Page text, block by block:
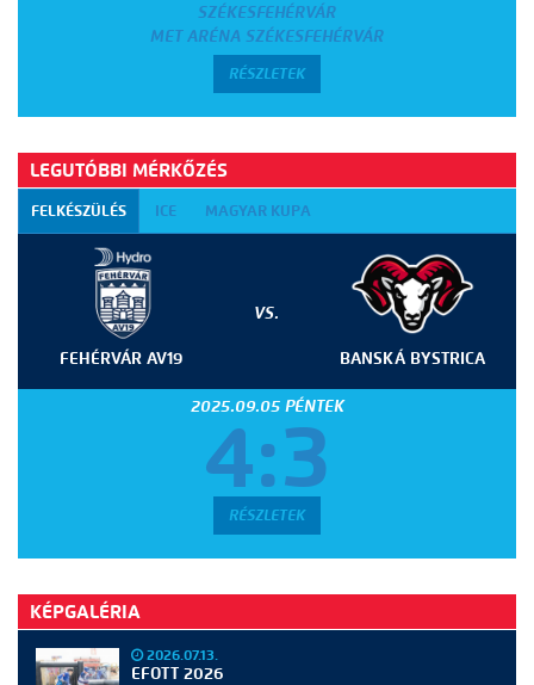
SZÉKESFEHÉRVÁR
MET ARÉNA SZÉKESFEHÉRVÁR
RÉSZLETEK
LEGUTÓBBI MÉRKŐZÉS
FELKÉSZÜLÉS ICE MAGYAR KUPA
FEHÉRVÁR AV19
VS.
BANSKÁ BYSTRICA
2025.09.05 PÉNTEK
4:3
RÉSZLETEK
KÉPGALÉRIA
2026.07.13.
EFOTT 2026